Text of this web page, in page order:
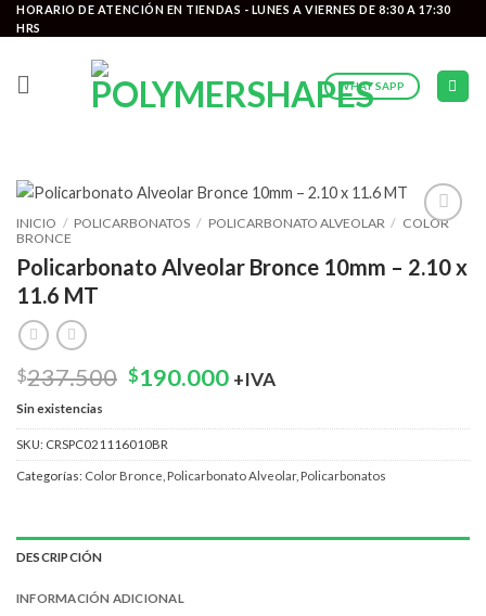
Saltar
al
HORARIO DE ATENCIÓN EN TIENDAS - LUNES A VIERNES DE 8:30 A 17:30
HRS
WHATSAPP
wishlist
INICIO / POLICARBONATOS / POLICARBONATO ALVEOLAR / COLOR
BRONCE
Policarbonato Alveolar Bronce 10mm – 2.10 x
11.6 MT
$237.500 El
original
era:
$237.500.
$190.000El
actual
$190.000.
+IVA
Sin existencias
SKU: CRSPC021116010BR
Categorías: Color Bronce Policarbonato Alveolar, Policarbonatos
DESCRIPCIÓN
INFORMACIÓN ADICIONAL